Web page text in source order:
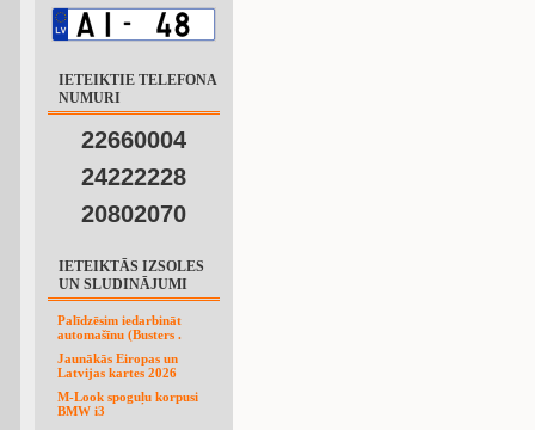
IETEIKTIE TELEFONA
NUMURI
22660004
24222228
20802070
IETEIKTĀS IZSOLES
UN SLUDINĀJUMI
Palīdzēsim iedarbināt
automašīnu (Busters .
Jaunākās Eiropas un
Latvijas kartes 2026
M-Look spoguļu korpusi
BMW i3